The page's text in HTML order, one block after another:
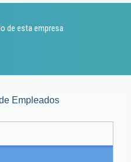
de esta empresa
Empleados